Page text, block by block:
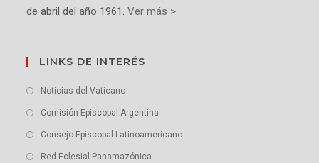
de abril del año 1961. Ver más >
LINKS DE INTERÉS
Noticias del Vaticano
Comisión Episcopal Argentina
Consejo Episcopal Latinoamericano
Red Eclesial Panamazónica